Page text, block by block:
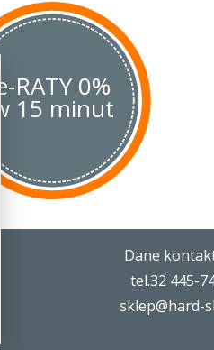
z
i
e-RATY 0%
w 15 minut
Dane
tel.32 445-
sklep@hard-